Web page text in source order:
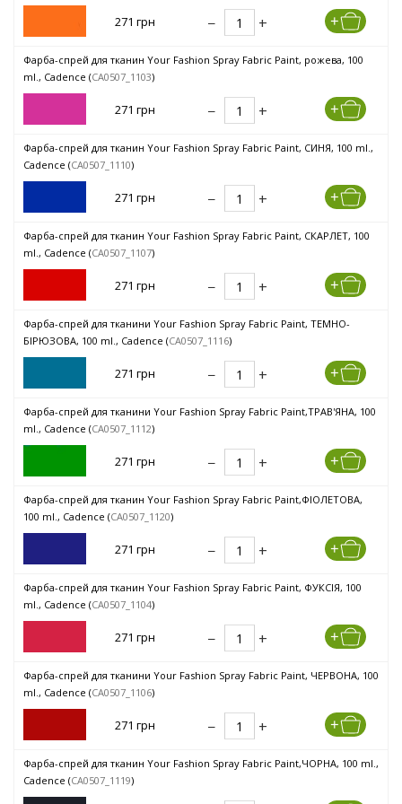
271 грн
Фарба-спрей для тканин Your Fashion Spray Fabric Paint, рожева, 100
ml., Cadence (CA0507_1103)
271 грн
Фарба-спрей для тканин Your Fashion Spray Fabric Paint, СИНЯ, 100 ml.,
Cadence (CA0507_1110)
271 грн
Фарба-спрей для тканин Your Fashion Spray Fabric Paint, СКАРЛЕТ, 100
ml., Cadence (CA0507_1107)
271 грн
Фарба-спрей для тканини Your Fashion Spray Fabric Paint, ТЕМНО-
БІРЮЗОВА, 100 ml., Cadence (CA0507_1116)
271 грн
Фарба-спрей для тканини Your Fashion Spray Fabric Paint,ТРАВ'ЯНА, 100
ml., Cadence (CA0507_1112)
271 грн
Фарба-спрей для тканин Your Fashion Spray Fabric Paint,ФІОЛЕТОВА,
100 ml., Cadence (CA0507_1120)
271 грн
Фарба-спрей для тканин Your Fashion Spray Fabric Paint, ФУКСІЯ, 100
ml., Cadence (CA0507_1104)
271 грн
Фарба-спрей для тканини Your Fashion Spray Fabric Paint, ЧЕРВОНА, 100
ml., Cadence (CA0507_1106)
271 грн
Фарба-спрей для тканин Your Fashion Spray Fabric Paint,ЧОРНА, 100 ml.,
Cadence (CA0507_1119)